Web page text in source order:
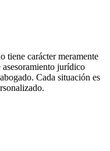
tiene carácter meramente
jurídico
Cada situación es